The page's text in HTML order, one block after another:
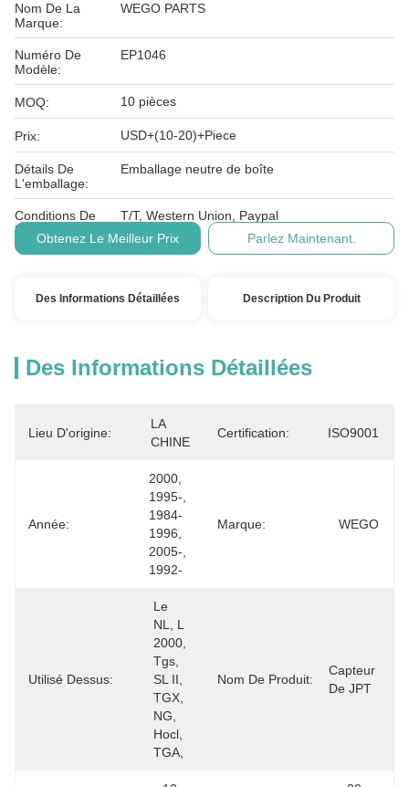
Nom De La
Marque:
WEGO PARTS
Numéro De
Modèle:
EP1046
MOQ: 10 pièces
Prix: USD+(10-20)+Piece
Détails De
L'emballage:
Emballage neutre de boîte
Conditions De
Paiement:
T/T, Western Union, Paypal
Obtenez Le Meilleur Prix
Parlez Maintenant.
Des Informations Détaillées Description Du Produit
Des Informations Détaillées
Lieu D'origine:
LA
CHINE
Certification: ISO9001
Année:
2000,
1995-,
1984-
1996,
2005-,
1992-
Marque: WEGO
Utilisé Dessus:
Le
NL, L
2000,
Tgs,
SL II,
TGX,
NG,
Hocl,
TGA,
Nom De Produit:
Capteur
De JPT